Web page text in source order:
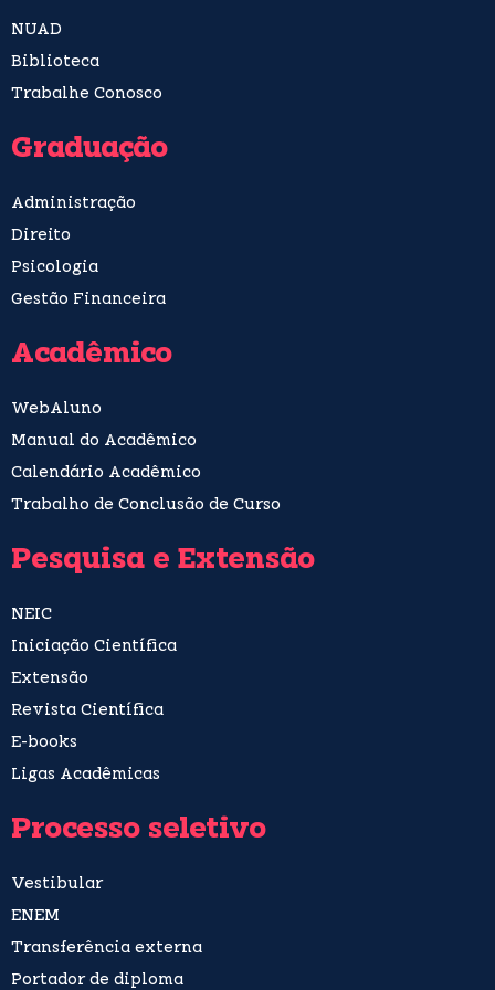
NUAD
Biblioteca
Trabalhe Conosco
Graduação
Administração
Direito
Psicologia
Gestão Financeira
Acadêmico
WebAluno
Manual do Acadêmico
Calendário Acadêmico
Trabalho de Conclusão de Curso
Pesquisa e Extensão
NEIC
Iniciação Científica
Extensão
Revista Científica
E-books
Ligas Acadêmicas
Processo seletivo
Vestibular
ENEM
Transferência externa
Portador de diploma